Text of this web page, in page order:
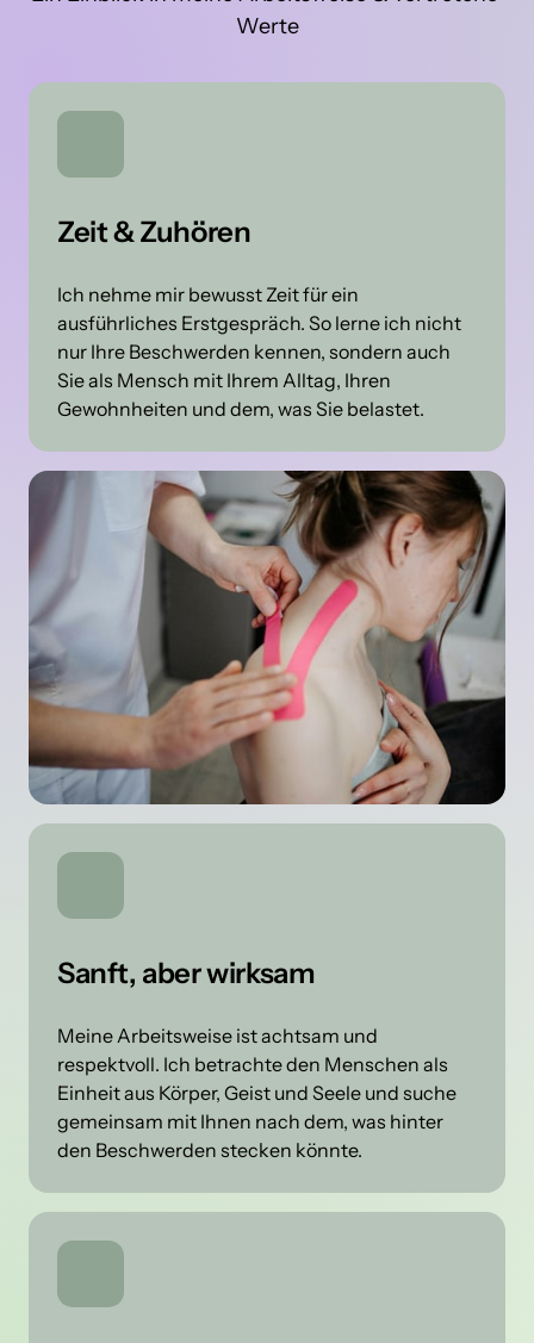
Werte
Zeit & Zuhören
Ich nehme mir bewusst Zeit für ein
ausführliches Erstgespräch. So lerne ich nicht
nur Ihre Beschwerden kennen, sondern auch
Sie als Mensch mit Ihrem Alltag, Ihren
Gewohnheiten und dem, was Sie belastet.
Sanft, aber wirksam
Meine Arbeitsweise ist achtsam und
respektvoll. Ich betrachte den Menschen als
Einheit aus Körper, Geist und Seele und suche
gemeinsam mit Ihnen nach dem, was hinter
den Beschwerden stecken könnte.